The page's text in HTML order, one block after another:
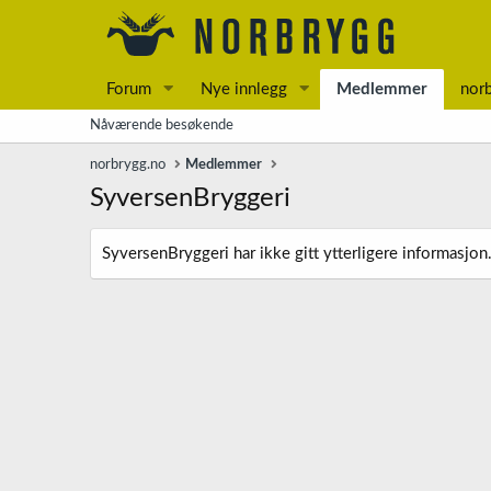
Forum Nye innlegg Medlemmer
Nåværende besøkende
norbrygg.no Medlemmer
SyversenBryggeri
SyversenBryggeri har ikke gitt ytterligere informasjon.